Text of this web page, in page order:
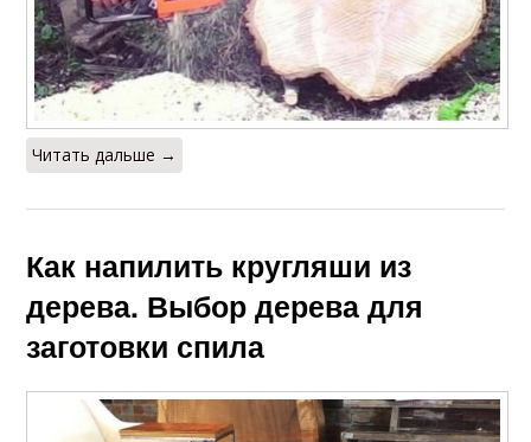
Читать дальше →
Как напилить кругляши из
дерева. Выбор дерева для
заготовки спила